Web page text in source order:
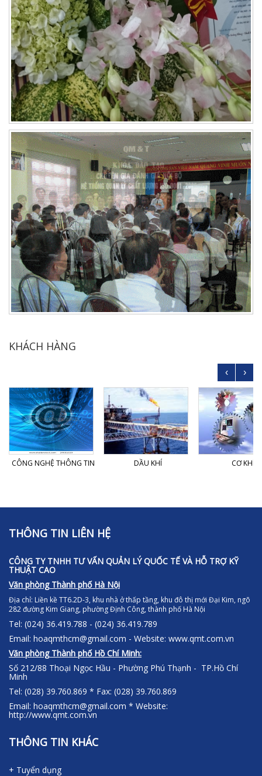
KHÁCH HÀNG
›
‹
CÔNG NGHỆ THÔNG TIN DẦU KHÍ CƠ KHÍ
THÔNG TIN LIÊN HỆ
CÔNG TY TNHH TƯ VẤN QUẢN LÝ QUỐC TẾ VÀ HỖ TRỢ KỸ
THUẬT CAO
Văn phòng Thành phố Hà Nội
Địa chỉ: Liền kề TT6.2D-3, khu nhà ở thấp tầng, khu đô thị mới Đại Kim, ngõ
282 đường Kim Giang, phường Định Công, thành phố Hà Nội
Tel: (024) 36.419.788 - (024) 36.419.789
Email: hoaqmthcm@gmail.com - Website: www.qmt.com.vn
Văn phòng Thành phố Hồ Chí Minh:
Số 212/88 Thoại Ngọc Hầu - Phường Phú Thạnh - TP.Hồ Chí
Minh
Tel: (028) 39.760.869 * Fax: (028) 39.760.869
Email: hoaqmthcm@gmail.com * Website:
http://www.qmt.com.vn
THÔNG TIN KHÁC
+ Tuyển dụng